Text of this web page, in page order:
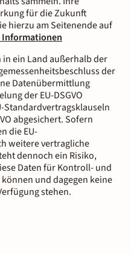
für die Zukunft
hierzu am Seitenende auf
Informationen
in ein Land außerhalb der
der
Datenübermittlung
der EU-DSGVO
Standardvertragsklauseln
abgesichert. Sofern
die EU-
weitere vertragliche
dennoch ein Risiko,
Daten für Kontroll- und
und dagegen keine
stehen.